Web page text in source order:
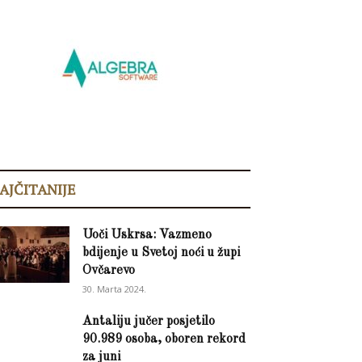
Uoči Uskrsa: Vazmeno
bdijenje u Svetoj noći u župi
Ovčarevo
30. Marta 2024.
Antaliju jučer posjetilo
90.989 osoba, oboren rekord
za juni